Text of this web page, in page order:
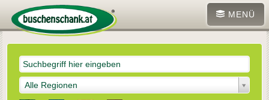
MENÜ
Alle Regionen